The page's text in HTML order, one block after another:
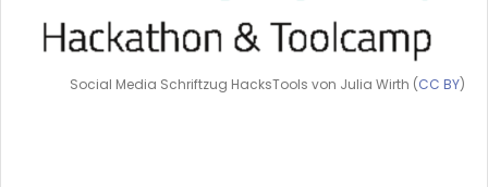
Social Media Schriftzug HacksTools von Julia Wirth (CC BY)